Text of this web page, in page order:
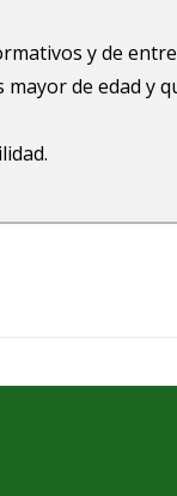
y de
de edad y